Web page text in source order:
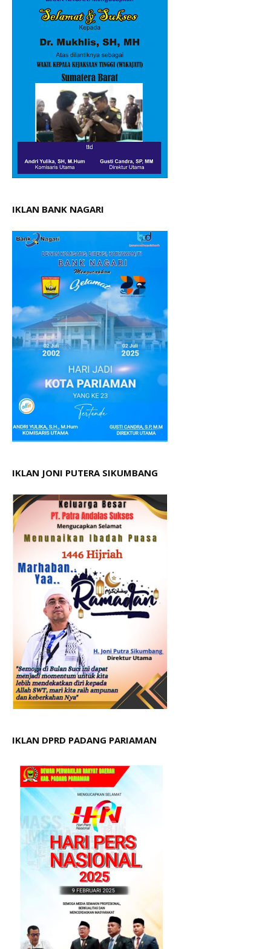
IKLAN BANK NAGARI
IKLAN JONI PUTERA SIKUMBANG
IKLAN DPRD PADANG PARIAMAN